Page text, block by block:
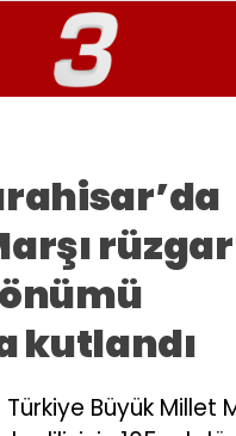
kutlandı
Türkiye Büyük Millet